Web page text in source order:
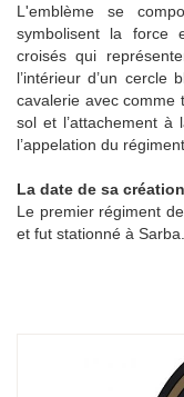
L'emblème se
symbolisent la force
croisés qui
l’intérieur d’un cercle
cavalerie avec
sol et l’attachement
l’appelation du régiment.
La date de sa
Le premier régiment
et fut stationné à Sarba.